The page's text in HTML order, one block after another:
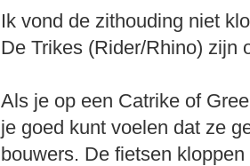
Ik vond de zithouding niet
De Trikes (Rider/Rhino) zijn
Als je op een Catrike of
je goed kunt voelen dat ze
bouwers. De fietsen